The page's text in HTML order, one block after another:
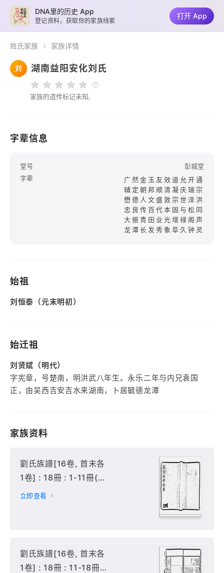
姓氏家族 家族详情
刘 湖南益阳安化刘氏
家族的遗传标记未知,
字辈信息
堂号
彭城堂
字辈
广然金玉友效道允开通
辅定朝邦顺清凝庆瑞宗
懋德人文盛敦宗世泽洪
忠良传百代本固与松同
大振青田业光增禄阁声
龙潭长发秀象阜久钟灵
始祖
刘恒泰（元末明初）
始迁祖
刘贤斌（明代）
字宪章，号楚南，明洪武八年生。永乐二年与内兄袁国
正，由吴西吉安吉水来湖南，卜居毓德龙潭
家族资料
劉氏族譜[16卷, 首末各
1卷] : 18冊 : 1-11冊(卷
首, 卷1-10),
立即查看
劉氏族譜[16卷, 首末各
1卷] : 18冊 : 11-18冊
DNA里的历史 App
登记资料，获取你的家族线索
打开 App